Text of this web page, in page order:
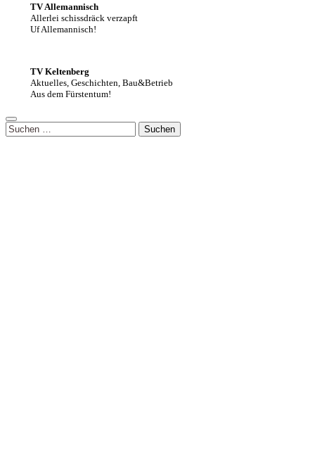
TV Allemannisch
Allerlei schissdräck verzapft
Uf Allemannisch!
TV Keltenberg
Aktuelles, Geschichten, Bau&Betrieb
Aus dem Fürstentum!
Suchen
nach: